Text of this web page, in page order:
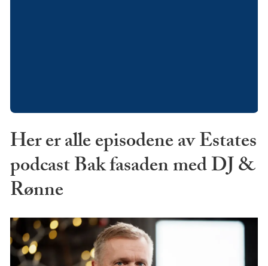
Her er alle episodene av Estates
podcast Bak fasaden med DJ &
Rønne